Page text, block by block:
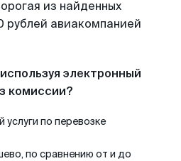
из найденных
рублей авиакомпанией
электронный
комиссии?
услуги по перевозке
по сравнению от и до